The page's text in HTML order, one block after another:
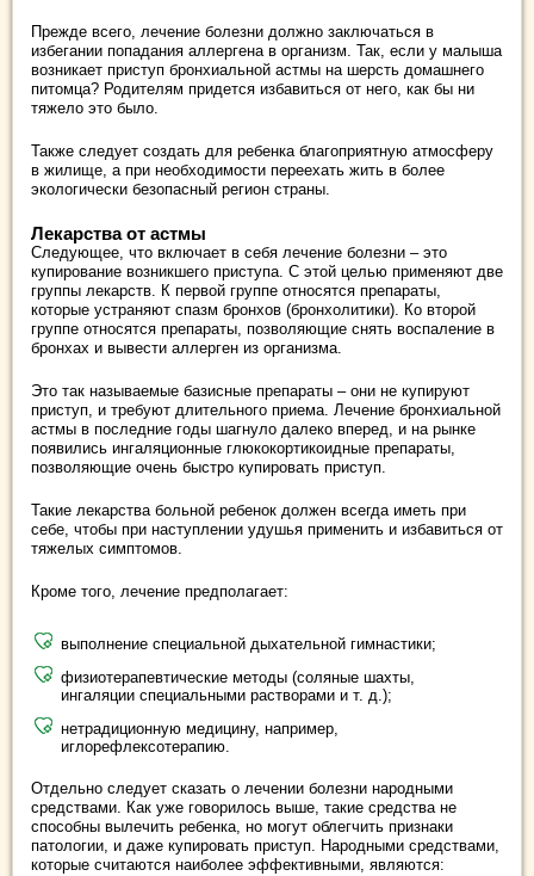
Прежде всего, лечение болезни должно заключаться в
избегании попадания аллергена в организм. Так, если у малыша
возникает приступ бронхиальной астмы на шерсть домашнего
питомца? Родителям придется избавиться от него, как бы ни
тяжело это было.
Также следует создать для ребенка благоприятную атмосферу
в жилище, а при необходимости переехать жить в более
экологически безопасный регион страны.
Лекарства от астмы
Следующее, что включает в себя лечение болезни – это
купирование возникшего приступа. С этой целью применяют две
группы лекарств. К первой группе относятся препараты,
которые устраняют спазм бронхов (бронхолитики). Ко второй
группе относятся препараты, позволяющие снять воспаление в
бронхах и вывести аллерген из организма.
Это так называемые базисные препараты – они не купируют
приступ, и требуют длительного приема. Лечение бронхиальной
астмы в последние годы шагнуло далеко вперед, и на рынке
появились ингаляционные глюкокортикоидные препараты,
позволяющие очень быстро купировать приступ.
Такие лекарства больной ребенок должен всегда иметь при
себе, чтобы при наступлении удушья применить и избавиться от
тяжелых симптомов.
Кроме того, лечение предполагает:
выполнение специальной дыхательной гимнастики;
физиотерапевтические методы (соляные шахты,
ингаляции специальными растворами и т. д.);
нетрадиционную медицину, например,
иглорефлексотерапию.
Отдельно следует сказать о лечении болезни народными
средствами. Как уже говорилось выше, такие средства не
способны вылечить ребенка, но могут облегчить признаки
патологии, и даже купировать приступ. Народными средствами,
которые считаются наиболее эффективными, являются: